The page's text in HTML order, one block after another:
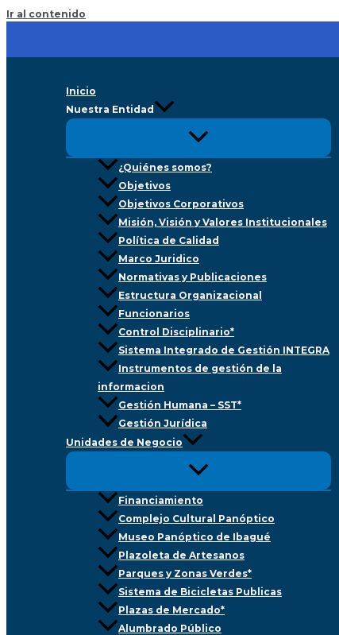
Ir al contenido
Inicio
Nuestra Entidad
¿Quiénes somos?
Objetivos
Objetivos Corporativos
Misión, Visión y Valores Institucionales
Política de Calidad
Marco Juridico
Normativas y Publicaciones
Estructura Organizacional
Funcionarios
Control Disciplinario*
Sistema Integrado de Gestión INTEGRA
Instrumentos de gestión de la
informacion
Gestión Humana – SST*
Gestión Jurídica
Unidades de Negocio
Financiamiento
Complejo Cultural Panóptico
Museo Panóptico de Ibagué
Plazoleta de Artesanos
Parques y Zonas Verdes*
Sistema de Bicicletas Publicas
Plazas de Mercado*
Alumbrado Público